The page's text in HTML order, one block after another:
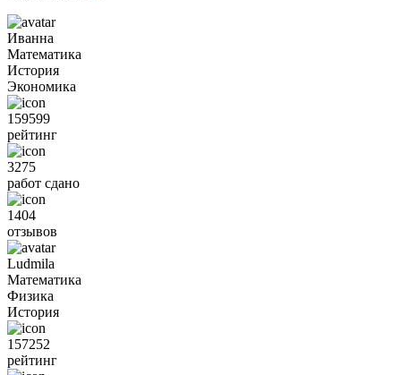
Иванна
Математика
История
Экономика
159599
рейтинг
3275
работ сдано
1404
отзывов
Ludmila
Математика
Физика
История
157252
рейтинг